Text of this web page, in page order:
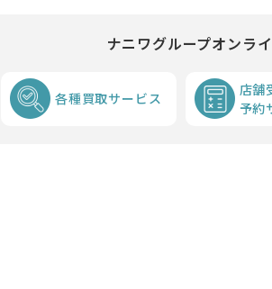
ナニワグループオンラ
各種買取サービス
店舗
予約